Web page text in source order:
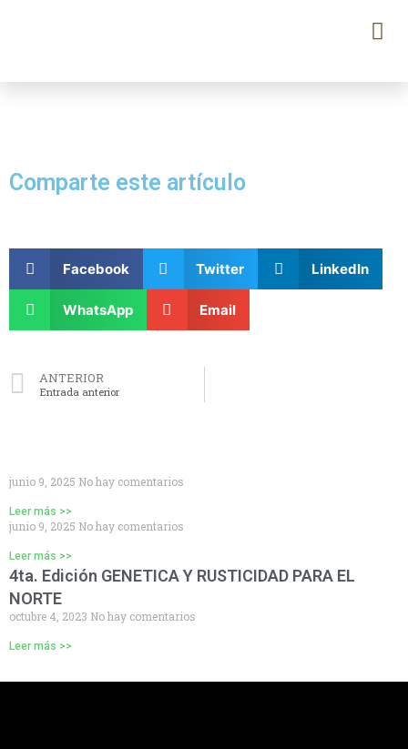
Comparte este artículo
Facebook Twitter LinkedIn
WhatsApp Email
ANTERIOR
Entrada anterior
junio 9, 2025 No hay comentarios
Leer más >>
junio 9, 2025 No hay comentarios
Leer más >>
4ta. Edición GENETICA Y RUSTICIDAD PARA EL
NORTE
octubre 4, 2023 No hay comentarios
Leer más >>